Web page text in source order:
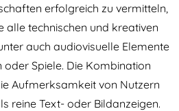
erfolgreich zu vermitteln,
alle technischen und kreativen
auch audiovisuelle Elemente
oder Spiele. Die Kombination
Aufmerksamkeit von Nutzern
reine Text- oder Bildanzeigen.